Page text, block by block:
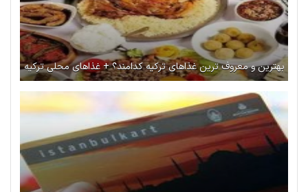
بهترین و معروف ترین غذاهای ترکیه کدامند؟ + غذاهای محلی ترکیه